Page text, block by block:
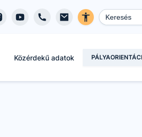
Közérdekű adatok